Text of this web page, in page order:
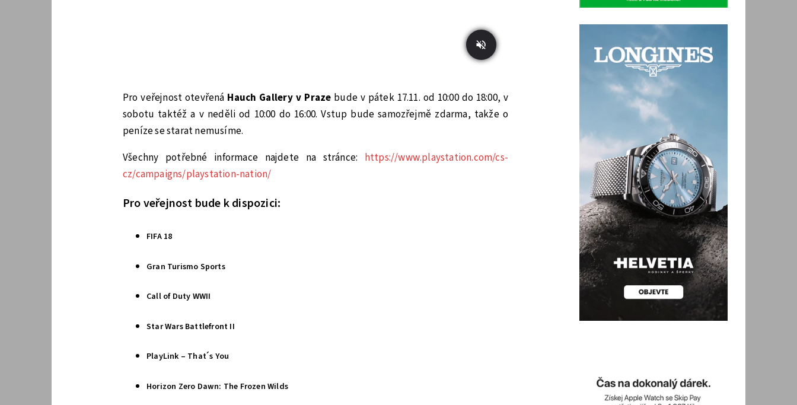
Pro veřejnost otevřená Hauch Gallery v Praze bude v pátek 17.11. od 10:00 do 18:00, v
sobotu taktéž a v neděli od 10:00 do 16:00. Vstup bude samozřejmě zdarma, takže o
peníze se starat nemusíme.
Všechny potřebné informace najdete na stránce: https://www.playstation.com/cs-
cz/campaigns/playstation-nation/
Pro veřejnost bude k dispozici:
FIFA 18
Gran Turismo Sports
Call of Duty WWII
Star Wars Battlefront II
PlayLink – That´s You
Horizon Zero Dawn: The Frozen Wilds